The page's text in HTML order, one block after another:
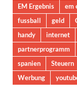
EM Ergebnis
em
fussball
geld
handy
internet
partnerprogramm
spanien
Steuern
Werbung